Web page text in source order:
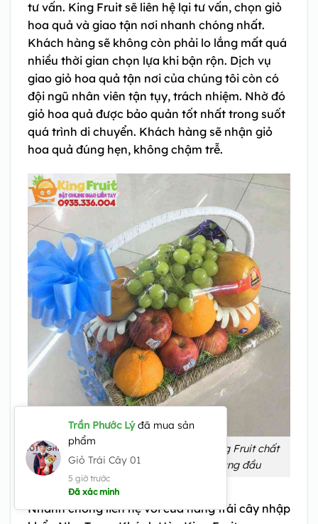
tư vấn. King Fruit sẽ liên hệ lại tư vấn, chọn giỏ
hoa quả và giao tận nơi nhanh chóng nhất.
Khách hàng sẽ không còn phải lo lắng mất quá
nhiều thời gian chọn lựa khi bận rộn. Dịch vụ
giao giỏ hoa quả tận nơi của chúng tôi còn có
đội ngũ nhân viên tận tụy, trách nhiệm. Nhờ đó
giỏ hoa quả được bảo quản tốt nhất trong suốt
quá trình di chuyển. Khách hàng sẽ nhận giỏ
hoa quả đúng hẹn, không chậm trễ.
Giỏ trái cây Nha Trang Khánh Hoa King Fruit chất
lượng và uy tín luôn được đặt lên hàng đầu
Nhanh chóng liên hệ với cửa hàng trái cây nhập
Trần Phước Lýđã mua sản
phẩm
Giỏ Trái Cây 01
5 giờ trước
Đã xác minh